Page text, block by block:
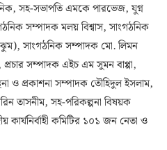
সহ-সভাপতি এমকে পারভেজ, যুগ্ন
সম্পাদক মলয় বিশ্বাস, সাংগঠনিক
সাংগঠনিক সম্পাদক মো. লিমন
সম্পাদক এইচ এম সুমন বাপ্পা,
ও প্রকাশনা সম্পাদক তৌহিদুল ইসলাম,
তাসনীম, সহ-পরিকল্পনা বিষয়ক
কমিটির ১০১ জন নেতা ও